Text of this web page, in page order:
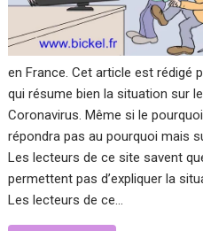
en France. Cet article est rédigé
qui résume bien la situation sur
Coronavirus. Même si le
répondra pas au pourquoi mais
Les lecteurs de ce site savent
permettent pas d’expliquer la
Les lecteurs de ce…